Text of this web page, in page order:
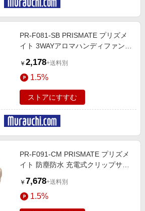
PR-F081-SB PRISMATE プリズメ
イト 3WAYアロマハンディファン
￥ 2,178+送料別
1.5%
ストアにすすむ
PR-F091-CM PRISMATE プリズメ
イト 防塵防水 充電式クリップサー
￥ 7,678+送料別
1.5%